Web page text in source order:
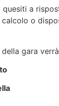
quesiti a
o
gara